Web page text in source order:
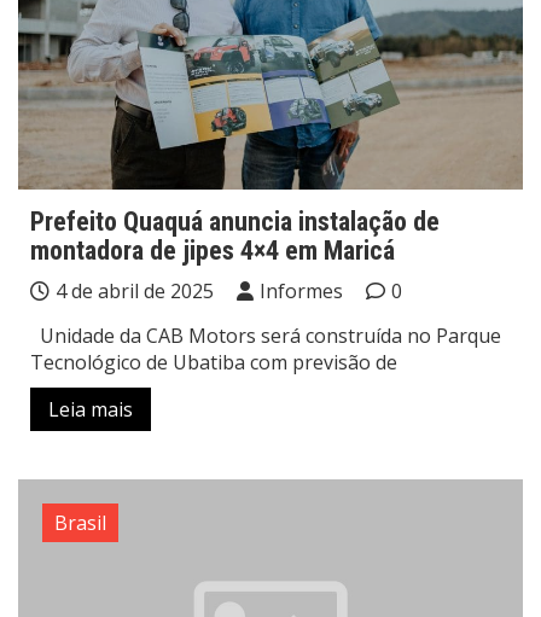
Prefeito Quaquá anuncia instalação de
montadora de jipes 4×4 em Maricá
4 de abril de 2025 Informes
0
Unidade da CAB Motors será construída no Parque
Tecnológico de Ubatiba com previsão de
Leia mais
Brasil